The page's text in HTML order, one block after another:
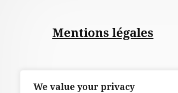
We value your privacy
Mentions légales